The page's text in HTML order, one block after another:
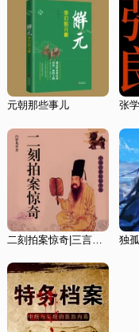
元朝那些事儿 张
二刻拍案惊奇|三言二拍|经典文学